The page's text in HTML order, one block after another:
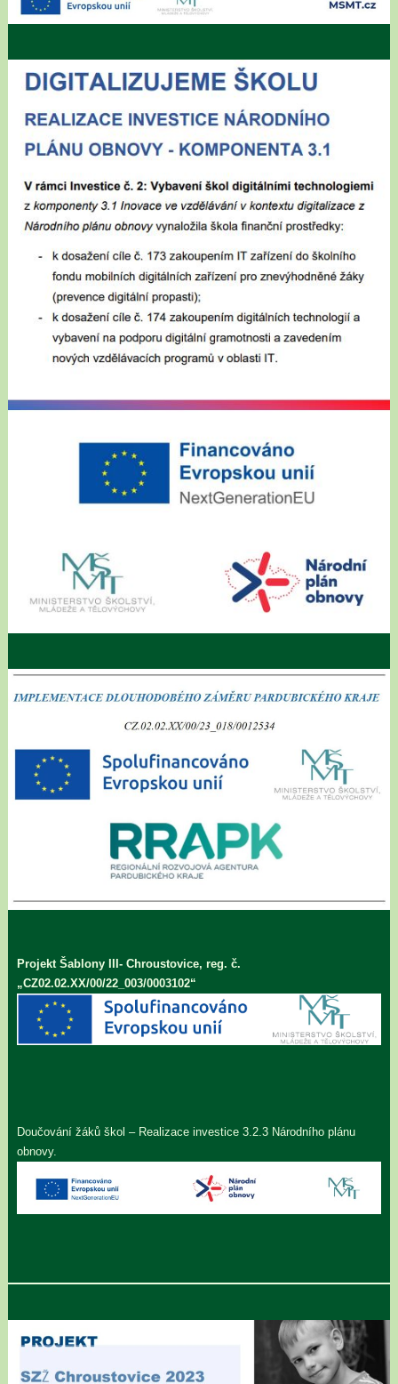
Projekt Šablony III- Chroustovice, reg. č.
„CZ02.02.XX/00/22_003/0003102“
Doučování žáků škol – Realizace investice 3.2.3 Národního plánu
obnovy.